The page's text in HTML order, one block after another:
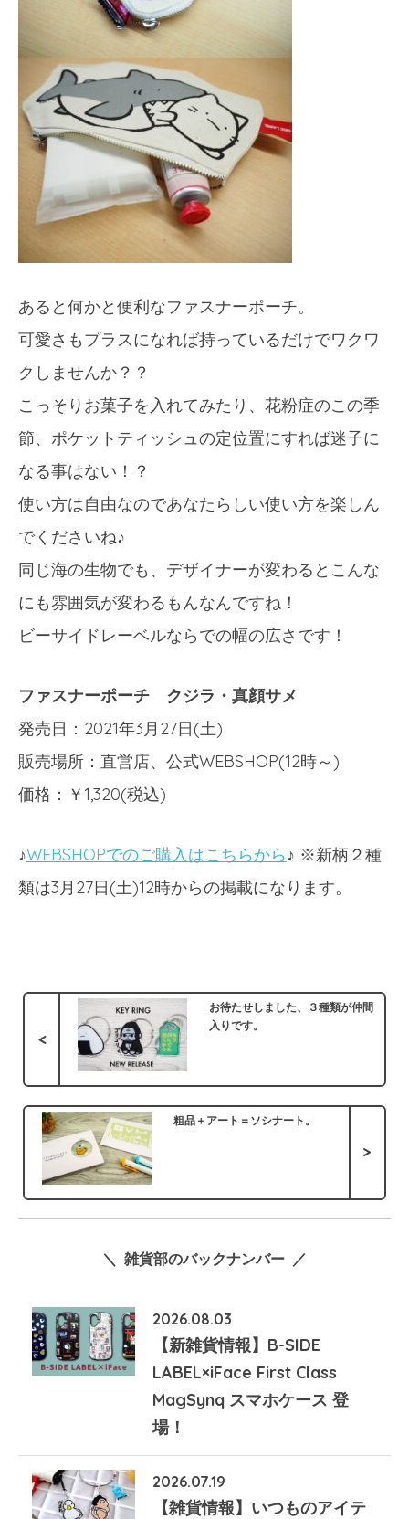
あると何かと便利なファスナーポーチ。
可愛さもプラスになれば持っているだけでワクワ
クしませんか？？
こっそりお菓子を入れてみたり、花粉症のこの季
節、ポケットティッシュの定位置にすれば迷子に
なる事はない！？
使い方は自由なのであなたらしい使い方を楽しん
でくださいね♪
同じ海の生物でも、デザイナーが変わるとこんな
にも雰囲気が変わるもんなんですね！
ビーサイドレーベルならでの幅の広さです！
ファスナーポーチ クジラ・真顔サメ
発売日：2021年3月27日(土)
販売場所：直営店、公式WEBSHOP(12時～)
価格：￥1,320(税込)
♪WEBSHOPでのご購入はこちらから♪ ※新柄２種
類は3月27日(土)12時からの掲載になります。
<
お待たせしました、３種類が仲間
入りです。
粗品＋アート＝ソシナート。
>
＼ 雑貨部のバックナンバー ／
2026.08.03
【新雑貨情報】B-SIDE
LABEL×iFace First Class
MagSynq スマホケース 登
場！
2026.07.19
【雑貨情報】いつものアイテ